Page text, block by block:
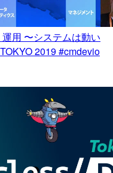
用 〜システムは動い
2019 #cmdevio